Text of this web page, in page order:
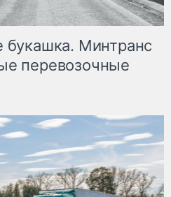
Минтранс
перевозочные